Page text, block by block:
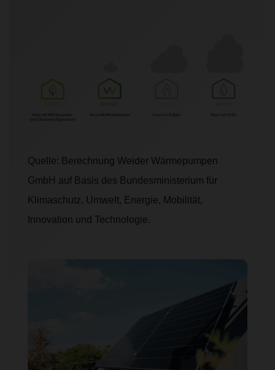
Quelle: Berechnung Weider Wärmepumpen
GmbH auf Basis des Bundesministerium für
Klimaschutz, Umwelt, Energie, Mobilität,
Innovation und Technologie.